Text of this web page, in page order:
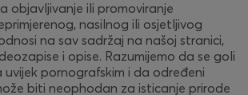
objavljivanje ili promoviranje
nasilnog ili osjetljivog
na sav sadržaj na našoj stranici,
i opise. Razumijemo da se goli
pornografskim i da određeni
biti neophodan za isticanje prirode